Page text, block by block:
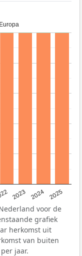
2023 2024 2025
voor de
grafiek
herkomst uit
van buiten
jaar.